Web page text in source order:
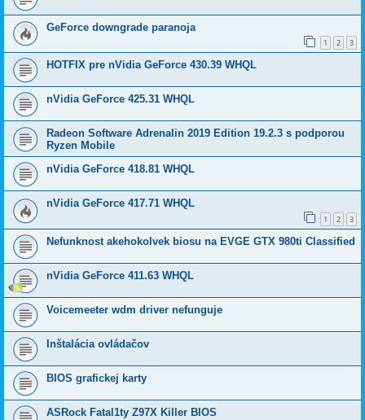
GeForce downgrade paranoja
1 2 3
HOTFIX pre nVidia GeForce 430.39 WHQL
nVidia GeForce 425.31 WHQL
Radeon Software Adrenalin 2019 Edition 19.2.3 s podporou
Ryzen Mobile
nVidia GeForce 418.81 WHQL
nVidia GeForce 417.71 WHQL
1 2 3
Nefunknost akehokolvek biosu na EVGE GTX 980ti Classified
nVidia GeForce 411.63 WHQL
Voicemeeter wdm driver nefunguje
Inštalácia ovládačov
BIOS grafickej karty
ASRock Fatal1ty Z97X Killer BIOS